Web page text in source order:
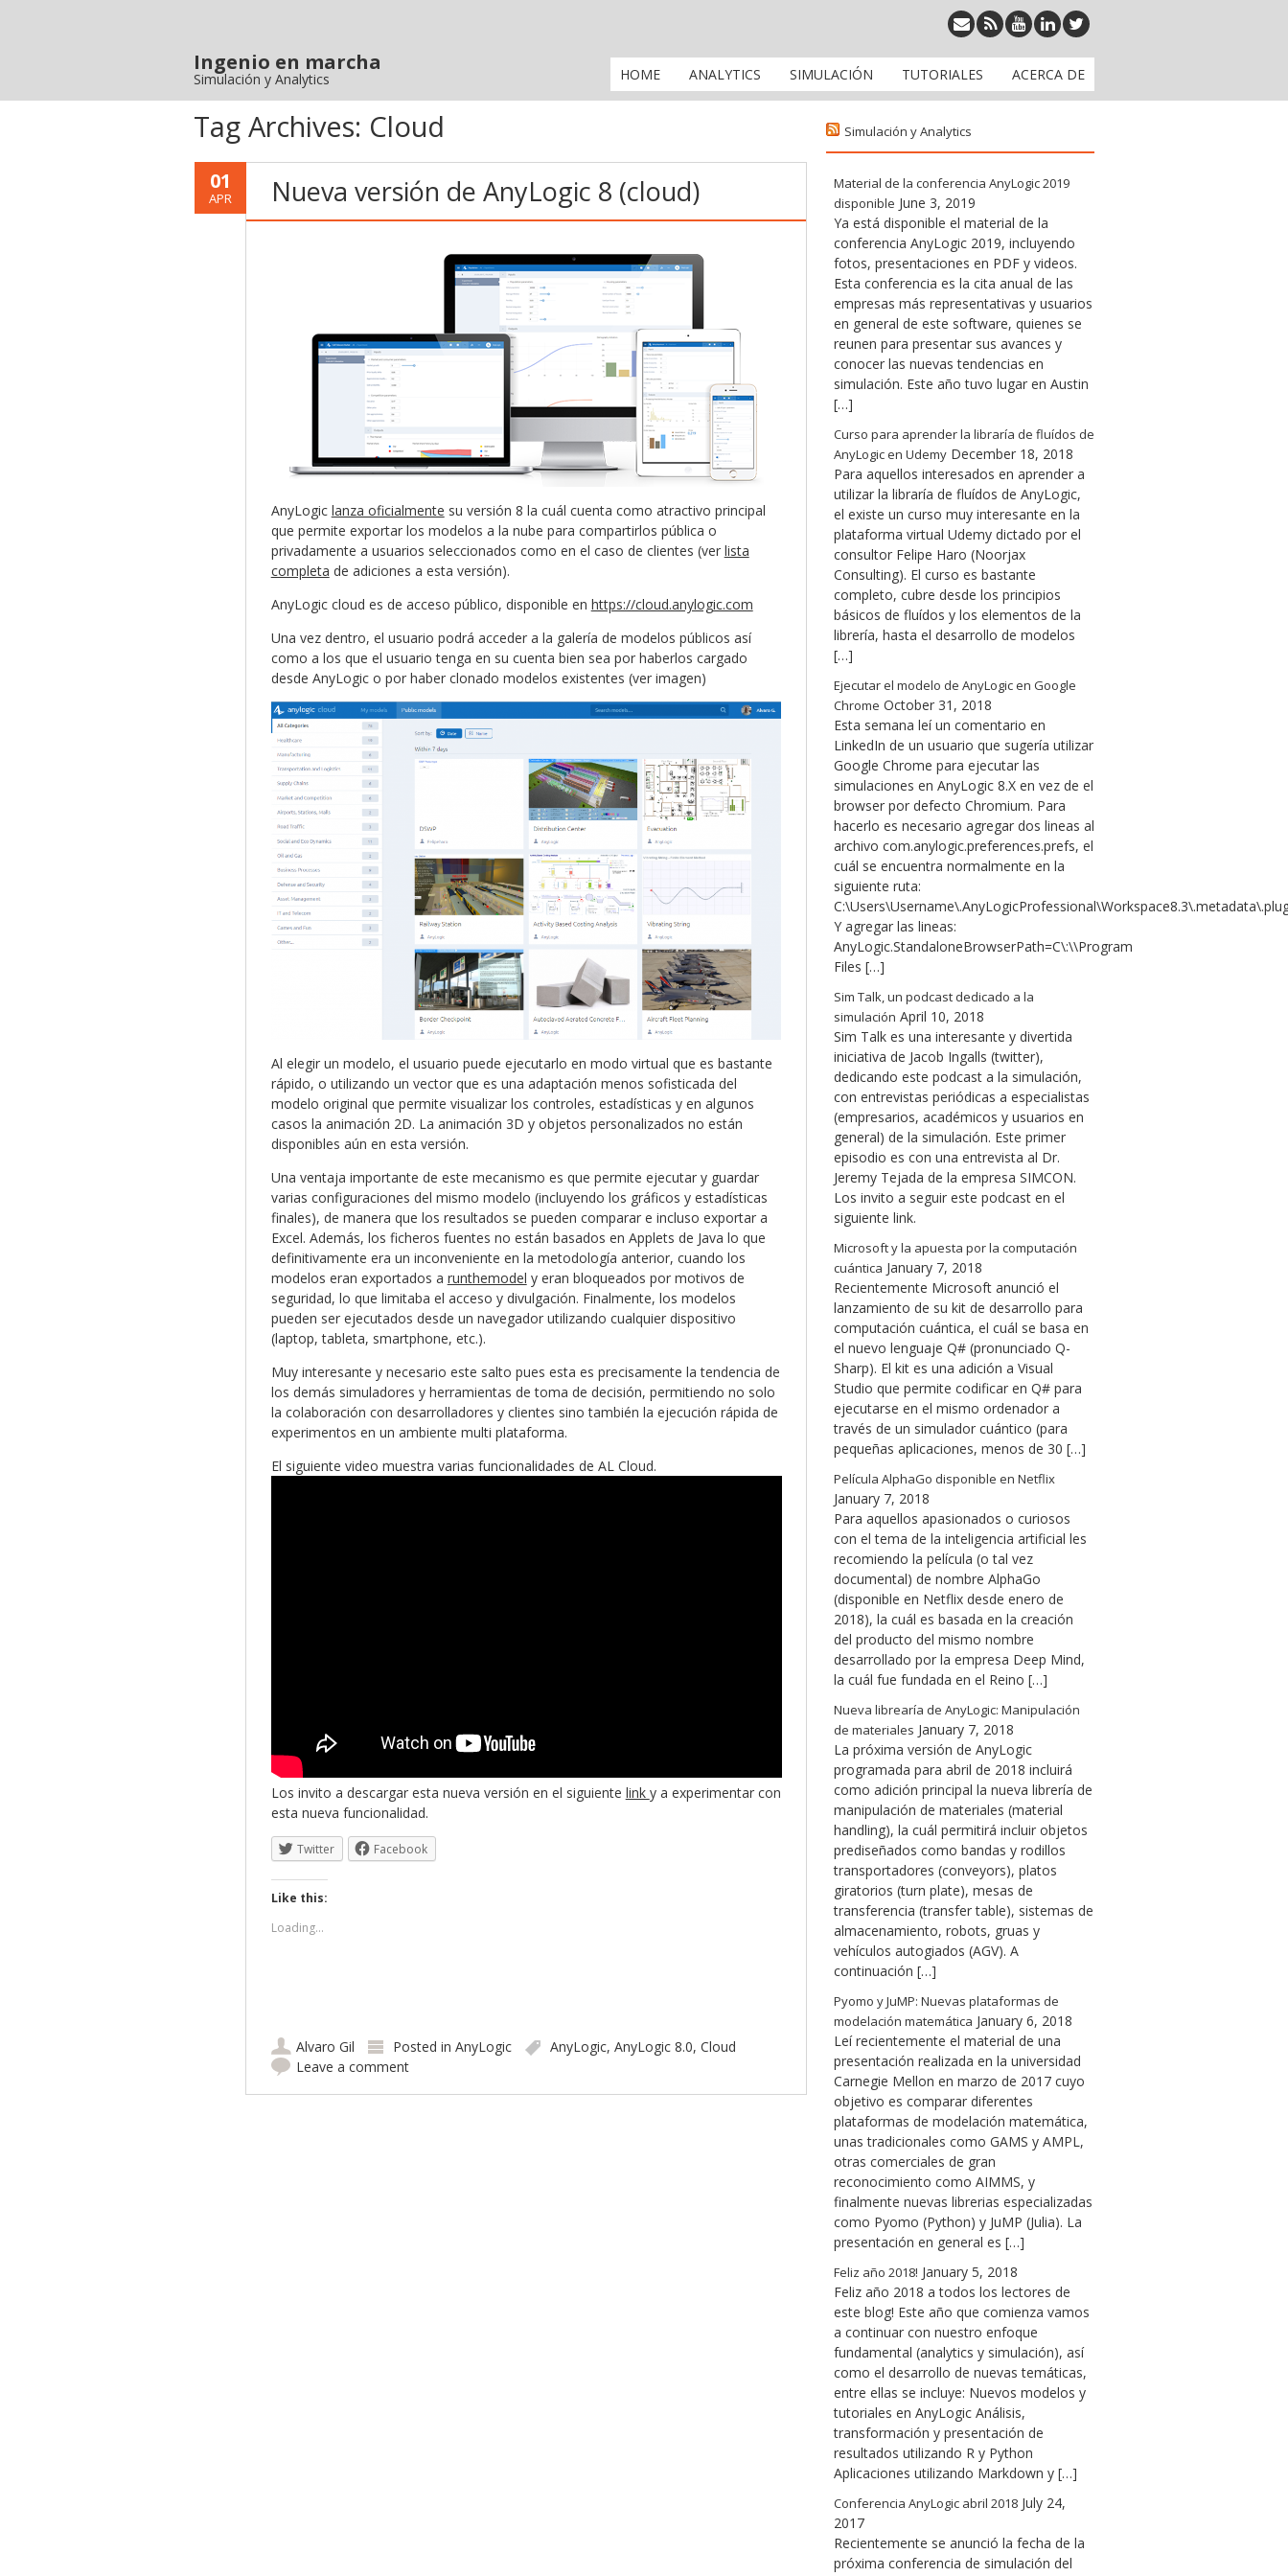
Ingenio en marcha
Simulación y Analytics HOME ANALYTICS SIMULACIÓN TUTORIALES ACERCA DE
Tag Archives: Cloud
01
APR Nueva versión de AnyLogic 8 (cloud)
AnyLogic lanza oficialmente su versión 8 la cuál cuenta como atractivo principal
que permite exportar los modelos a la nube para compartirlos pública o
privadamente a usuarios seleccionados como en el caso de clientes (ver lista
completa de adiciones a esta versión).
AnyLogic cloud es de acceso público, disponible en https://cloud.anylogic.com
Una vez dentro, el usuario podrá acceder a la galería de modelos públicos así
como a los que el usuario tenga en su cuenta bien sea por haberlos cargado
desde AnyLogic o por haber clonado modelos existentes (ver imagen)
Al elegir un modelo, el usuario puede ejecutarlo en modo virtual que es bastante
rápido, o utilizando un vector que es una adaptación menos sofisticada del
modelo original que permite visualizar los controles, estadísticas y en algunos
casos la animación 2D. La animación 3D y objetos personalizados no están
disponibles aún en esta versión.
Una ventaja importante de este mecanismo es que permite ejecutar y guardar
varias configuraciones del mismo modelo (incluyendo los gráficos y estadísticas
finales), de manera que los resultados se pueden comparar e incluso exportar a
Excel. Además, los ficheros fuentes no están basados en Applets de Java lo que
definitivamente era un inconveniente en la metodología anterior, cuando los
modelos eran exportados a runthemodel y eran bloqueados por motivos de
seguridad, lo que limitaba el acceso y divulgación. Finalmente, los modelos
pueden ser ejecutados desde un navegador utilizando cualquier dispositivo
(laptop, tableta, smartphone, etc.).
Muy interesante y necesario este salto pues esta es precisamente la tendencia de
los demás simuladores y herramientas de toma de decisión, permitiendo no solo
la colaboración con desarrolladores y clientes sino también la ejecución rápida de
experimentos en un ambiente multi plataforma.
El siguiente video muestra varias funcionalidades de AL Cloud.
Los invito a descargar esta nueva versión en el siguiente link y a experimentar con
esta nueva funcionalidad.
Twitter Facebook
Like this:
Loading...
Alvaro Gil Posted in AnyLogic AnyLogic, AnyLogic 8.0, Cloud
Leave a comment
Simulación y Analytics
Material de la conferencia AnyLogic 2019
disponible June 3, 2019
Ya está disponible el material de la
conferencia AnyLogic 2019, incluyendo
fotos, presentaciones en PDF y videos.
Esta conferencia es la cita anual de las
empresas más representativas y usuarios
en general de este software, quienes se
reunen para presentar sus avances y
conocer las nuevas tendencias en
simulación. Este año tuvo lugar en Austin
[…]
Curso para aprender la libraría de fluídos de
AnyLogic en Udemy December 18, 2018
Para aquellos interesados en aprender a
utilizar la libraría de fluídos de AnyLogic,
el existe un curso muy interesante en la
plataforma virtual Udemy dictado por el
consultor Felipe Haro (Noorjax
Consulting). El curso es bastante
completo, cubre desde los principios
básicos de fluídos y los elementos de la
librería, hasta el desarrollo de modelos
[…]
Ejecutar el modelo de AnyLogic en Google
Chrome October 31, 2018
Esta semana leí un comentario en
LinkedIn de un usuario que sugería utilizar
Google Chrome para ejecutar las
simulaciones en AnyLogic 8.X en vez de el
browser por defecto Chromium. Para
hacerlo es necesario agregar dos lineas al
archivo com.anylogic.preferences.prefs, el
cuál se encuentra normalmente en la
siguiente ruta:
Y agregar las lineas:
AnyLogic.StandaloneBrowserPath=C\:\\Program
Files […]
Sim Talk, un podcast dedicado a la
simulación April 10, 2018
Sim Talk es una interesante y divertida
iniciativa de Jacob Ingalls (twitter),
dedicando este podcast a la simulación,
con entrevistas periódicas a especialistas
(empresarios, académicos y usuarios en
general) de la simulación. Este primer
episodio es con una entrevista al Dr.
Jeremy Tejada de la empresa SIMCON.
Los invito a seguir este podcast en el
siguiente link.
Microsoft y la apuesta por la computación
cuántica January 7, 2018
Recientemente Microsoft anunció el
lanzamiento de su kit de desarrollo para
computación cuántica, el cuál se basa en
el nuevo lenguaje Q# (pronunciado Q-
Sharp). El kit es una adición a Visual
Studio que permite codificar en Q# para
ejecutarse en el mismo ordenador a
través de un simulador cuántico (para
pequeñas aplicaciones, menos de 30 […]
Película AlphaGo disponible en Netflix
January 7, 2018
Para aquellos apasionados o curiosos
con el tema de la inteligencia artificial les
recomiendo la película (o tal vez
documental) de nombre AlphaGo
(disponible en Netflix desde enero de
2018), la cuál es basada en la creación
del producto del mismo nombre
desarrollado por la empresa Deep Mind,
la cuál fue fundada en el Reino […]
Nueva librearía de AnyLogic: Manipulación
de materiales January 7, 2018
La próxima versión de AnyLogic
programada para abril de 2018 incluirá
como adición principal la nueva librería de
manipulación de materiales (material
handling), la cuál permitirá incluir objetos
prediseñados como bandas y rodillos
transportadores (conveyors), platos
giratorios (turn plate), mesas de
transferencia (transfer table), sistemas de
almacenamiento, robots, gruas y
vehículos autogiados (AGV). A
continuación […]
Pyomo y JuMP: Nuevas plataformas de
modelación matemática January 6, 2018
Leí recientemente el material de una
presentación realizada en la universidad
Carnegie Mellon en marzo de 2017 cuyo
objetivo es comparar diferentes
plataformas de modelación matemática,
unas tradicionales como GAMS y AMPL,
otras comerciales de gran
reconocimiento como AIMMS, y
finalmente nuevas librerias especializadas
como Pyomo (Python) y JuMP (Julia). La
presentación en general es […]
Feliz año 2018! January 5, 2018
Feliz año 2018 a todos los lectores de
este blog! Este año que comienza vamos
a continuar con nuestro enfoque
fundamental (analytics y simulación), así
como el desarrollo de nuevas temáticas,
entre ellas se incluye: Nuevos modelos y
tutoriales en AnyLogic Análisis,
transformación y presentación de
resultados utilizando R y Python
Aplicaciones utilizando Markdown y […]
Conferencia AnyLogic abril 2018 July 24,
2017
Recientemente se anunció la fecha de la
próxima conferencia de simulación del